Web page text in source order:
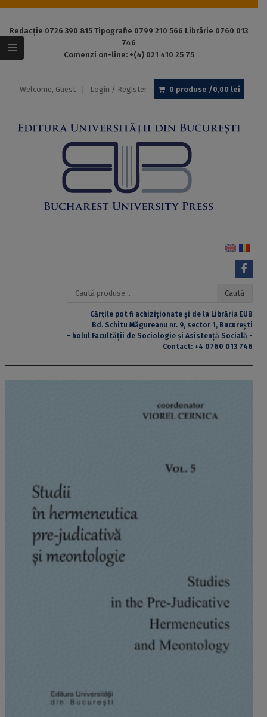
Redacție 0726 390 815 Tipografie 0799 210 566 Librărie 0760 013
746
Comenzi on-line: +(4) 021 410 25 75
Welcome, Guest Login / Register 0 produse /0,00 lei
Caută
Caută
Cărțile pot fi achiziționate și de la Librăria EUB
Bd. Schitu Măgureanu nr. 9, sector 1, București
- holul Facultății de Sociologie și Asistență Socială -
Contact: +4 0760 013 746